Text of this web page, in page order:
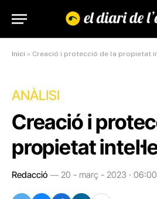
Inici » Creació i protecció de la propietat
ANÀLISI
Creació i
propietat
Redacció 20 - març - 2023 · 06:00